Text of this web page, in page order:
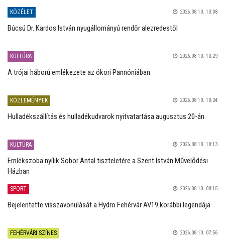
KÖZÉLET 2026.08.10. 13:08
Búcsú Dr. Kardos István nyugállományú rendőr alezredestől
KULTÚRA 2026.08.10. 10:29
A trójai háború emlékezete az ókori Pannóniában
KÖZLEMÉNYEK 2026.08.10. 10:24
Hulladékszállítás és hulladékudvarok nyitvatartása augusztus 20-án
KULTÚRA 2026.08.10. 10:13
Emlékszoba nyílik Sobor Antal tiszteletére a Szent István Művelődési
Házban
SPORT 2026.08.10. 08:15
Bejelentette visszavonulását a Hydro Fehérvár AV19 korábbi legendája
FEHÉRVÁRI SZÍNES 2026.08.10. 07:56